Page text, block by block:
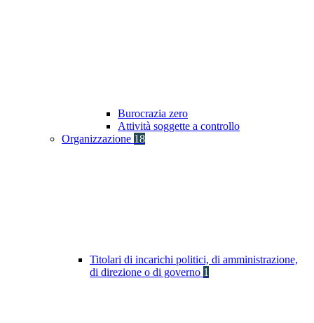
Burocrazia zero
Attività soggette a controllo
Organizzazione 18
Titolari di incarichi politici, di amministrazione,
di direzione o di governo 1